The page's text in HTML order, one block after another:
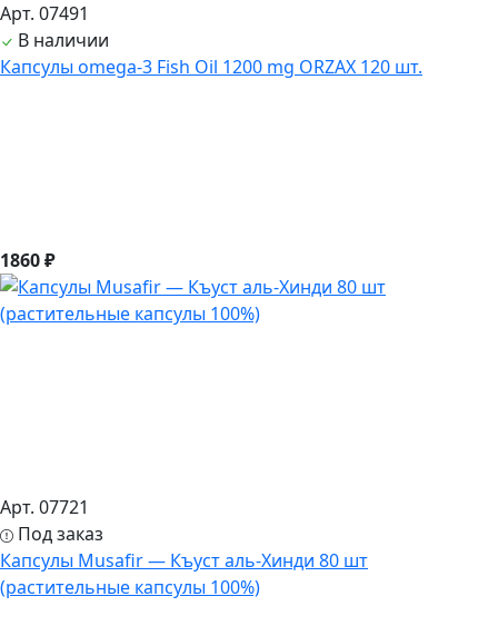
Арт. 07491
В наличии
Капсулы omega-3 Fish Oil 1200 mg ORZAX 120 шт.
1860 ₽
Арт. 07721
Под заказ
Капсулы Musafir — Къуст аль-Хинди 80 шт
(растительные капсулы 100%)